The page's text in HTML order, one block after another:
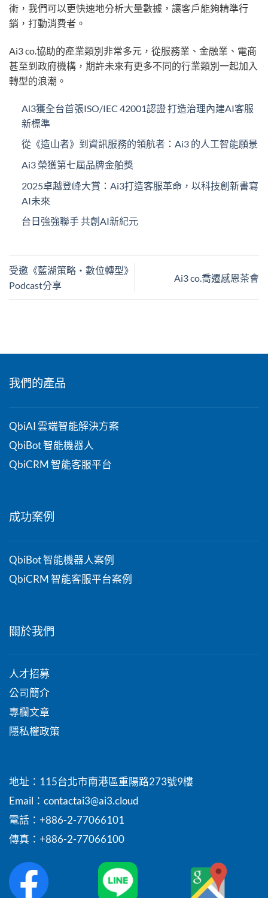
術，我們可以更快速地分析大量數據，讓客戶能夠精準行
銷，打動消費者。
Ai3 co.協助的產業類別非常多元，從服務業、金融業、電商
甚至到政府機構，期許未來有更多不同的行業類別一起加入
轉型的浪潮。
Ai3獲全台首張ISO/IEC 42001認證 打造治理內建AI客服
新標準
從《造山者》到資訊服務的領航者：Ai3 的人工智能願景
Ai3 榮獲第七屆品牌金舶獎
2025卓越登峰大賞：Ai3打造客服革命，以科技創新書寫
AI未來
台日強強聯手 共創AI新紀元
受邀《藍湖策略‧數位轉型》
Podcast分享
Ai3 co.喬遷感恩茶會
我們的產品
QbiAI 雲端智能解決方案
QbiBot 智能機器人
QbiCRM 智能客服平台
成功案例
QbiBot 智能機器人案例
QbiCRM 智能客服平台案例
關於我們
人才招募
公司簡介
專欄文章
隱私權政策
地址：115台北市南港區重陽路273號9樓
Email ：contactai3@ai3.cloud
電話：+886-2-77066101
傳真：+886-2-77066100